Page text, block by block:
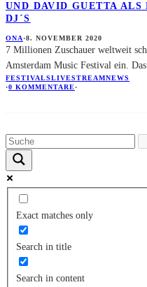
UND DAVID GUETTA ALS
DJ´S
ONA·8. NOVEMBER 2020
7 Millionen Zuschauer weltweit
Amsterdam Music Festival ein.
FESTIVALSLIVESTREAMNEWS
·0 KOMMENTARE·
Exact matches only
Search in title
Search in content